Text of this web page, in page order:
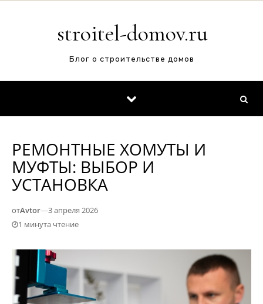
stroitel-domov.ru
Блог о строительстве домов
РЕМОНТНЫЕ ХОМУТЫ И
МУФТЫ: ВЫБОР И
УСТАНОВКА
отAvtor—3 апреля 2026
1 минута чтение